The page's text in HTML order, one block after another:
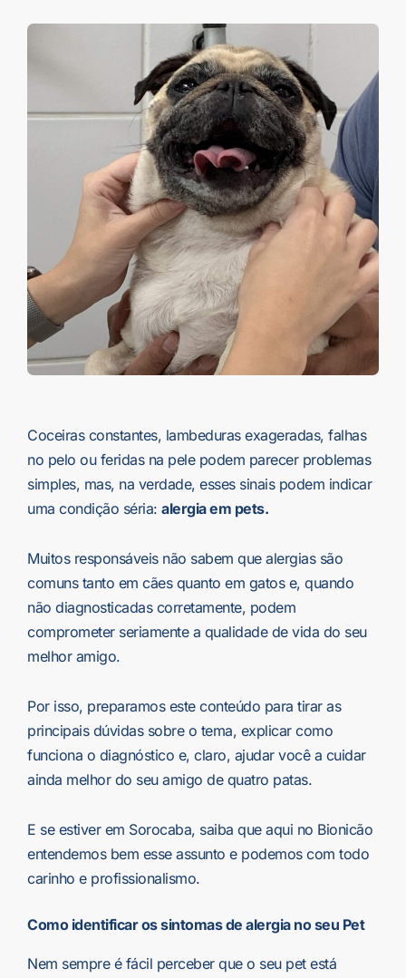
Coceiras constantes, lambeduras exageradas, falhas
no pelo ou feridas na pele podem parecer problemas
simples, mas, na verdade, esses sinais podem indicar
uma condição séria: alergia em pets.
Muitos responsáveis não sabem que alergias são
comuns tanto em cães quanto em gatos e, quando
não diagnosticadas corretamente, podem
comprometer seriamente a qualidade de vida do seu
melhor amigo.
Por isso, preparamos este conteúdo para tirar as
principais dúvidas sobre o tema, explicar como
funciona o diagnóstico e, claro, ajudar você a cuidar
ainda melhor do seu amigo de quatro patas.
E se estiver em Sorocaba, saiba que aqui no Bionicão
entendemos bem esse assunto e podemos com todo
carinho e profissionalismo.
Como identificar os sintomas de alergia no seu Pet
Nem sempre é fácil perceber que o seu pet está